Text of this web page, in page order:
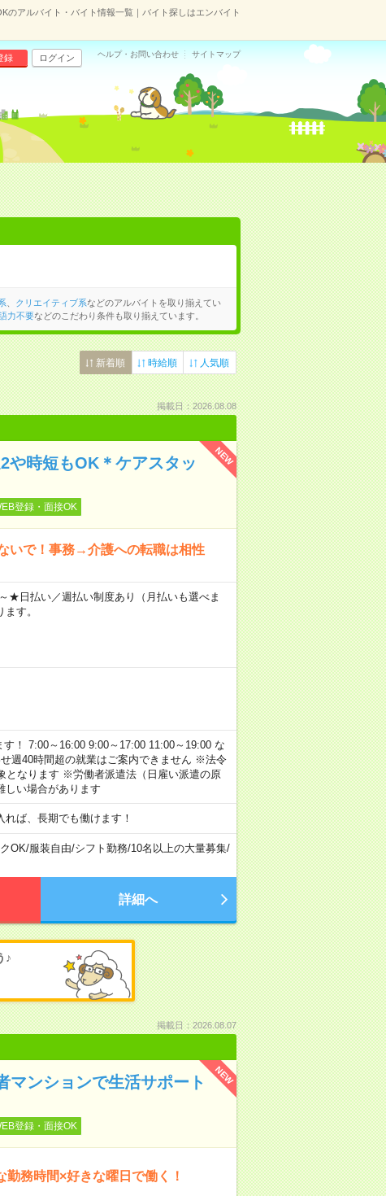
のアルバイト・バイト情報一覧｜バイト探しはエンバイト
録 ログイン ヘルプ・お問い合わせ サイトマップ
クリエイティブ系などのアルバイトを取り揃えてい
力不要などのこだわり条件も取り揃えています。
新着順 時給順 人気順
掲載日：2026.08.08
NEW
や時短もOK＊ケアスタッ
登録・面接OK
いで！事務→介護への転職は相性
★日払い／週払い制度あり（月払いも選べま
す。
！ 7:00～16:00 9:00～17:00 11:00～19:00 な
週40時間超の就業はご案内できません ※法令
となります ※労働者派遣法（日雇い派遣の原
しい場合があります
ば、長期でも働けます！
OK/服装自由/シフト勤務/10名以上の大量募集/
詳細へ
♪
掲載日：2026.08.07
NEW
マンションで生活サポート
登録・面接OK
務時間×好きな曜日で働く！